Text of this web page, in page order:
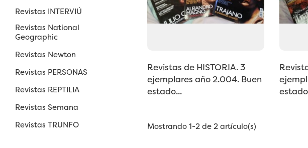
Revistas INTERVIÚ
Revistas National
Geographic
Revistas Newton
Revistas PERSONAS
Revistas REPTILIA
Revistas Semana
Revistas TRUNFO
Revistas de HISTORIA. 3
ejemplares año 2.004. Buen
estado...
Mostrando 1-2 de 2 artículo(s)